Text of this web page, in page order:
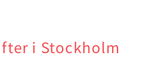
i Stockholm